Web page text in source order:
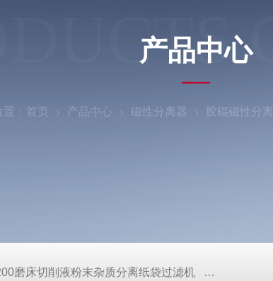
产品中心
： 首页 产品中心 磁性分离器 胶辊磁性分
磨床切削液粉末杂质分离纸袋过滤机 定做机床链